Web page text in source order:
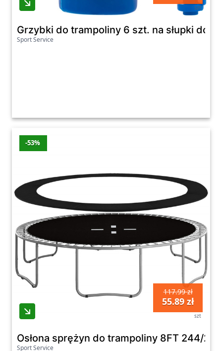
szt
Grzybki do trampoliny 6 szt. na słupki do
Sport Service
-53%
117.99 zł
55.89 zł
szt
Osłona sprężyn do trampoliny 8FT 244/
Sport Service